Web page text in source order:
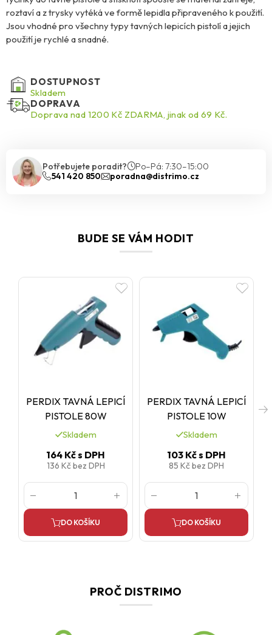
roztaví a z trysky vytéká ve formě lepidla připraveného k použití.
Jsou vhodné pro všechny typy tavných lepicích pistolí a jejich
použití je rychlé a snadné.
DOSTUPNOST
Skladem
DOPRAVA
Doprava nad 1200 Kč ZDARMA, jinak od 69 Kč.
Potřebujete poradit?
Po–Pá: 7:30–15:00
541 420 850
poradna@distrimo.cz
BUDE SE VÁM HODIT
PERDIX TAVNÁ LEPICÍ
PISTOLE 80W
Skladem
164 Kčs DPH
136 Kčbez DPH
DO KOŠÍKU
PERDIX TAVNÁ LEPICÍ
PISTOLE 10W
Skladem
103 Kčs DPH
85 Kčbez DPH
DO KOŠÍKU
PROČ DISTRIMO